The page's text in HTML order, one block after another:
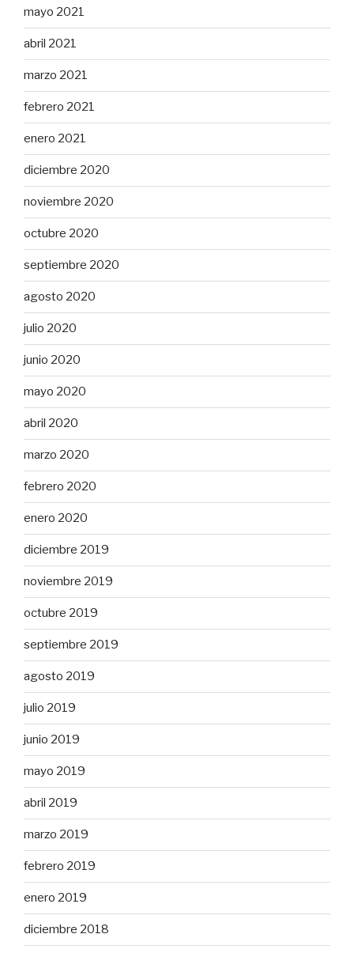
mayo 2021
abril 2021
marzo 2021
febrero 2021
enero 2021
diciembre 2020
noviembre 2020
octubre 2020
septiembre 2020
agosto 2020
julio 2020
junio 2020
mayo 2020
abril 2020
marzo 2020
febrero 2020
enero 2020
diciembre 2019
noviembre 2019
octubre 2019
septiembre 2019
agosto 2019
julio 2019
junio 2019
mayo 2019
abril 2019
marzo 2019
febrero 2019
enero 2019
diciembre 2018